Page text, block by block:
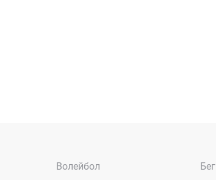
Волейбол Бег